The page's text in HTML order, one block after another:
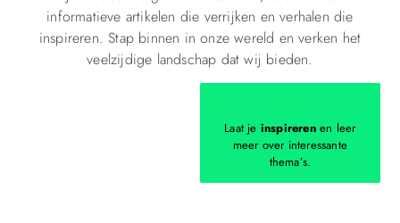
informatieve artikelen die verrijken en verhalen die
inspireren. Stap binnen in onze wereld en verken het
veelzijdige landschap dat wij bieden.
Laat je inspirerenen leer
meer over interessante
thema’s.